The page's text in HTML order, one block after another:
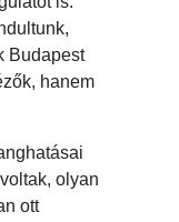
Budapest
hanem
olyan
ott